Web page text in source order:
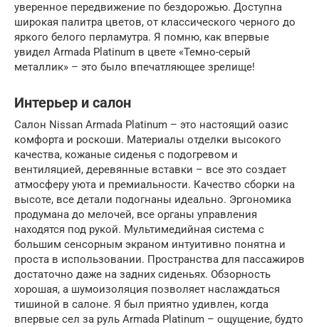
уверенное передвижение по бездорожью. Доступна
широкая палитра цветов, от классического черного до
яркого белого перламутра. Я помню, как впервые
увидел Armada Platinum в цвете «Темно-серый
металлик» – это было впечатляющее зрелище!
Интерьер и салон
Салон Nissan Armada Platinum – это настоящий оазис
комфорта и роскоши. Материалы отделки высокого
качества, кожаные сиденья с подогревом и
вентиляцией, деревянные вставки – все это создает
атмосферу уюта и премиальности. Качество сборки на
высоте, все детали подогнаны идеально. Эргономика
продумана до мелочей, все органы управления
находятся под рукой. Мультимедийная система с
большим сенсорным экраном интуитивно понятна и
проста в использовании. Пространства для пассажиров
достаточно даже на задних сиденьях. Обзорность
хорошая, а шумоизоляция позволяет наслаждаться
тишиной в салоне. Я был приятно удивлен, когда
впервые сел за руль Armada Platinum – ощущение, будто